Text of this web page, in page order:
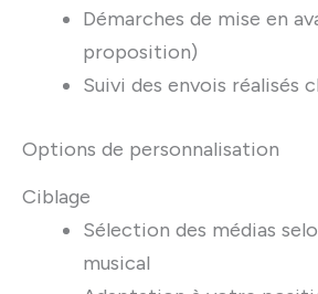
Démarches de mise en
proposition)
Suivi des envois réalisés
Options de personnalisation
Ciblage
Sélection des médias
musical